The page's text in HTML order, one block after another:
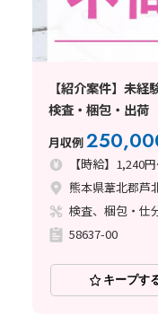
【紹介案件】未
検査・梱包・出荷
月収例
【時給】1,240
熊本県葦北郡芦
検査、梱包・仕
58637-00
キープす